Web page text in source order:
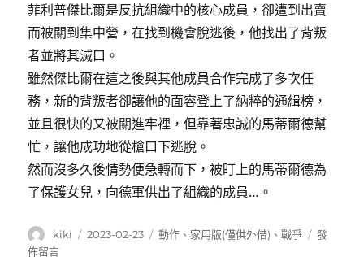
菲利普傑比爾是反抗組織中的核心成員，卻遭到出賣
而被關到集中營，在找到機會脫逃後，他找出了背叛
者並將其滅口。
雖然傑比爾在這之後與其他成員合作完成了多次任
務，新的背叛者卻讓他的面容登上了納粹的通緝榜，
並且很快的又被關進牢裡，但靠著忠誠的馬蒂爾德幫
忙，讓他成功地從槍口下逃脫。
然而沒多久後情勢便急轉而下，被盯上的馬蒂爾德為
了保護女兒，向德軍供出了組織的成員…。
作
者
kiki
發
2023-02-23
分
動作 、 家用版(僅供外借) 、 戰爭
在
發
佈留言